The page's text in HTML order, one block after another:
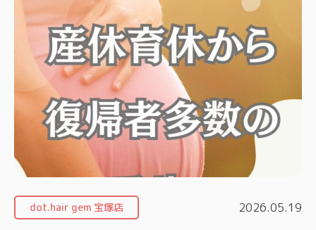
dot.hair gem 宝塚店 2026.05.19